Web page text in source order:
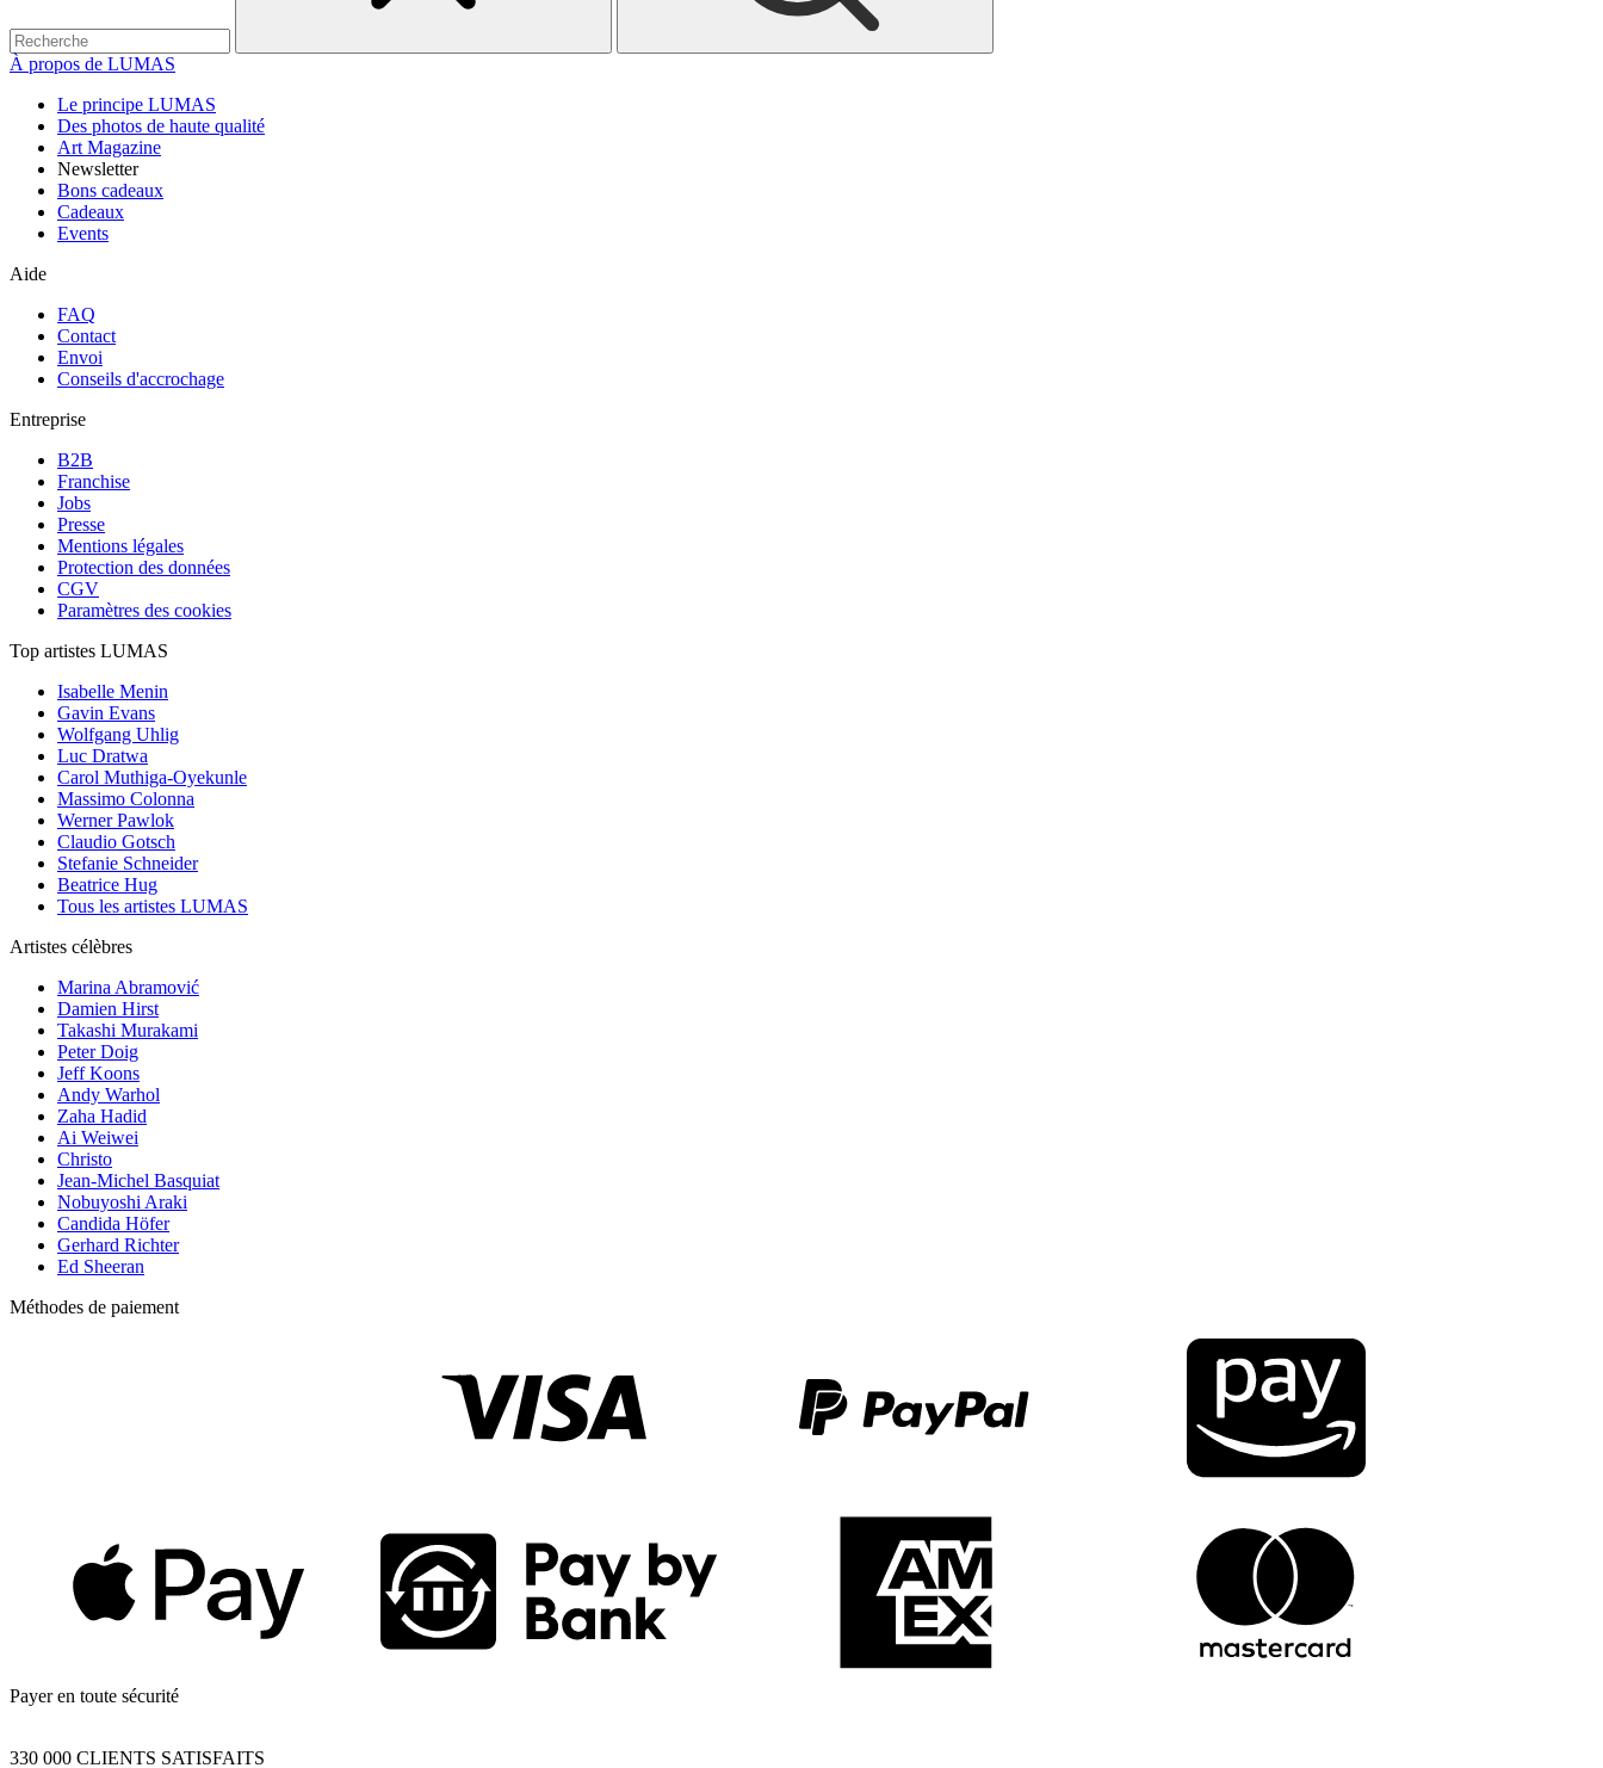
À propos de LUMAS
Le principe LUMAS
Des photos de haute qualité
Art Magazine
Newsletter
Bons cadeaux
Cadeaux
Events
Aide
FAQ
Contact
Envoi
Conseils d'accrochage
Entreprise
B2B
Franchise
Jobs
Presse
Mentions légales
Protection des données
CGV
Paramètres des cookies
Top artistes LUMAS
Isabelle Menin
Gavin Evans
Wolfgang Uhlig
Luc Dratwa
Carol Muthiga-Oyekunle
Massimo Colonna
Werner Pawlok
Claudio Gotsch
Stefanie Schneider
Beatrice Hug
Tous les artistes LUMAS
Artistes célèbres
Marina Abramović
Damien Hirst
Takashi Murakami
Peter Doig
Jeff Koons
Andy Warhol
Zaha Hadid
Ai Weiwei
Christo
Jean-Michel Basquiat
Nobuyoshi Araki
Candida Höfer
Gerhard Richter
Ed Sheeran
Méthodes de paiement
Payer en toute sécurité
330 000 CLIENTS SATISFAITS